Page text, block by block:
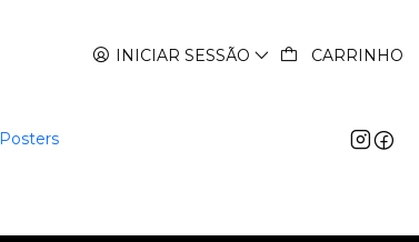
INICIAR SESSÃO CARRINHO
Posters